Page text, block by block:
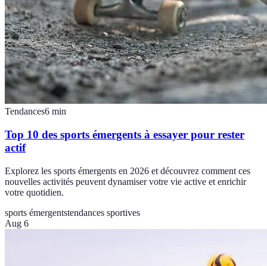
Tendances6 min
Top 10 des sports émergents à essayer pour rester
actif
Explorez les sports émergents en 2026 et découvrez comment ces
nouvelles activités peuvent dynamiser votre vie active et enrichir
votre quotidien.
sports émergentstendances sportives
Aug 6